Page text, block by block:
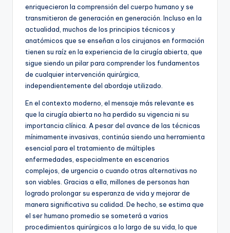
enriquecieron la comprensión del cuerpo humano y se
transmitieron de generación en generación. Incluso en la
actualidad, muchos de los principios técnicos y
anatómicos que se enseñan a los cirujanos en formación
tienen su raíz en la experiencia de la cirugía abierta, que
sigue siendo un pilar para comprender los fundamentos
de cualquier intervención quirúrgica,
independientemente del abordaje utilizado.
En el contexto moderno, el mensaje más relevante es
que la cirugía abierta no ha perdido su vigencia ni su
importancia clínica. A pesar del avance de las técnicas
mínimamente invasivas, continúa siendo una herramienta
esencial para el tratamiento de múltiples
enfermedades, especialmente en escenarios
complejos, de urgencia o cuando otras alternativas no
son viables. Gracias a ella, millones de personas han
logrado prolongar su esperanza de vida y mejorar de
manera significativa su calidad. De hecho, se estima que
el ser humano promedio se someterá a varios
procedimientos quirúrgicos a lo largo de su vida, lo que